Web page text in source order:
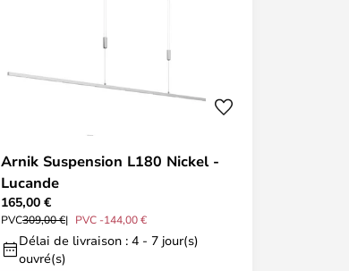
Arnik Suspension L180 Nickel -
Lucande
165,00 €
PVC309,00 € PVC -144,00 €
Délai de livraison : 4 - 7 jour(s)
ouvré(s)